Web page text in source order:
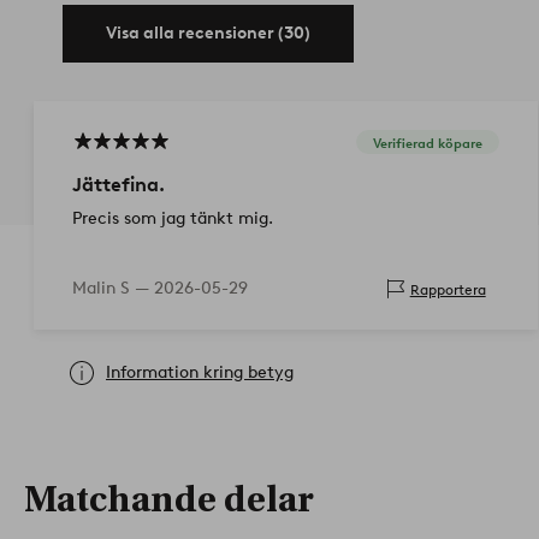
Visa alla recensioner (30)
Verifierad köpare
Jättefina.
Precis som jag tänkt mig.
Malin S — 2026-05-29 Rapportera
Information kring betyg
Matchande delar